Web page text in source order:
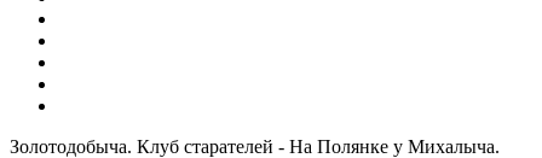
Золотодобыча. Клуб старателей - На Полянке у Михалыча.